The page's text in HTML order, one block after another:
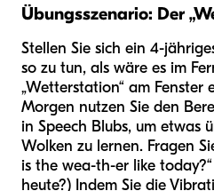
Übungsszenario: Der
Stellen Sie sich ein 4-
so zu tun, als wäre es im
„Wetterstation“ am Fenster
Morgen nutzen Sie den
in Speech Blubs, um etwas
Wolken zu lernen. Fragen
is the wea-th-er like
heute?) Indem Sie die